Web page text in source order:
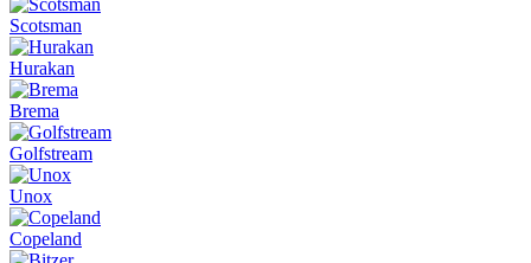
Scotsman
Hurakan
Brema
Golfstream
Unox
Copeland